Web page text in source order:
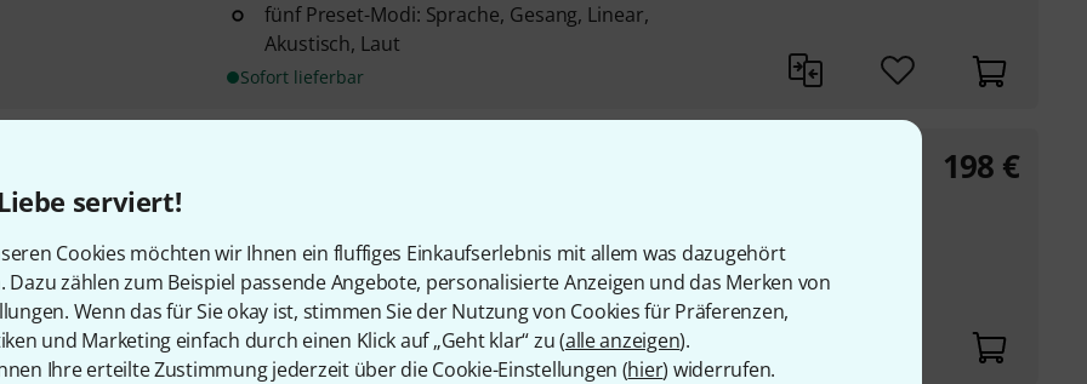
serviert!
Cookies möchten wir Ihnen ein fluffiges Einkaufserlebnis mit allem was dazugehört
Dazu zählen zum Beispiel passende Angebote, personalisierte Anzeigen und das Merken von
Wenn das für Sie okay ist, stimmen Sie der Nutzung von Cookies für Präferenzen,
und Marketing einfach durch einen Klick auf „Geht klar“ zu (alle anzeigen).
Ihre erteilte Zustimmung jederzeit über die Cookie-Einstellungen (hier) widerrufen.
fünf Preset-Modi: Sprache, Gesang, Linear,
Akustisch, Laut
Sofort lieferbar
direkte Verbindung zum Smartphone via Bluetooth
ohne Empfänger möglich
Richtcharakteristik: Kugel
Sofort lieferbar
198 €